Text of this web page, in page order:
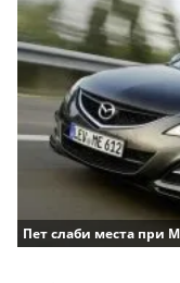
Пет слаби места при